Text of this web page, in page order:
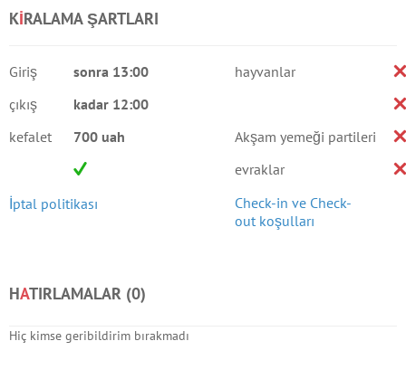
KIRALAMA ŞARTLARI
Giriş
sonra 13:00
çıkış
kadar 12:00
kefalet
700 uah
İptal politikası
hayvanlar
Akşam yemeği partileri
evraklar
Check-in ve Check-
out koşulları
HATIRLAMALAR (0)
Hiç kimse geribildirim bırakmadı